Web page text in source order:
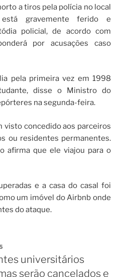
a tiros pela polícia no local
gravemente ferido e
policial, de acordo com
por acusações caso
pela primeira vez em 1998
disse o Ministro do
na segunda-feira.
visto concedido aos parceiros
ou residentes permanentes.
afirma que ele viajou para o
e a casa do casal foi
um imóvel do Airbnb onde
do ataque.
universitários
serão cancelados e